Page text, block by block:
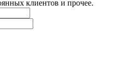
клиентов и прочее.